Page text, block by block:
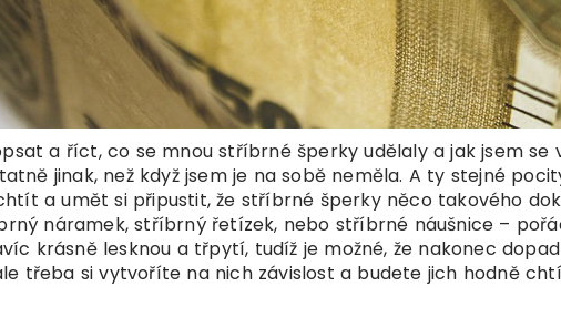
a říct, co se mnou stříbrné šperky udělaly a jak jsem se
jinak, než když jsem je na sobě neměla. A ty stejné
a umět si připustit, že stříbrné šperky něco takového
náramek, stříbrný řetízek, nebo stříbrné náušnice –
krásně lesknou a třpytí, tudíž je možné, že nakonec
třeba si vytvoříte na nich závislost a budete jich hodně